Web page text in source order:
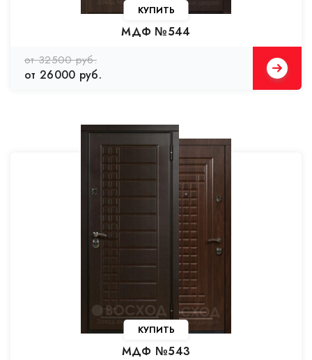
КУПИТЬ
МДФ №544
от 32500 руб.
от 26000 руб.
КУПИТЬ
МДФ №543